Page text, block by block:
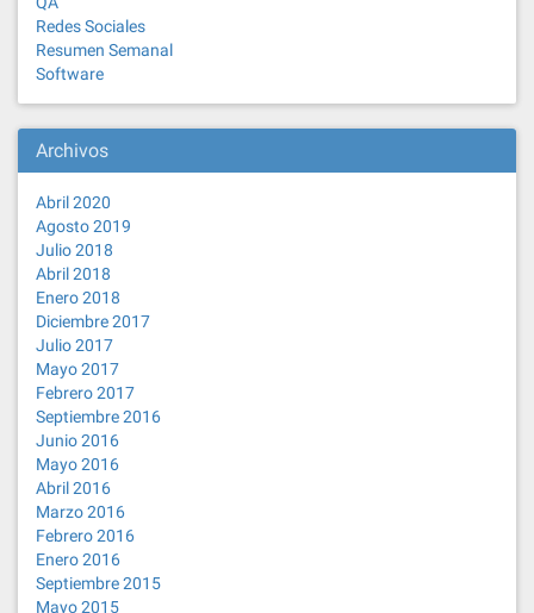
Redes Sociales
Resumen Semanal
Software
Archivos
Abril 2020
Agosto 2019
Julio 2018
Abril 2018
Enero 2018
Diciembre 2017
Julio 2017
Mayo 2017
Febrero 2017
Septiembre 2016
Junio 2016
Mayo 2016
Abril 2016
Marzo 2016
Febrero 2016
Enero 2016
Septiembre 2015
Mayo 2015